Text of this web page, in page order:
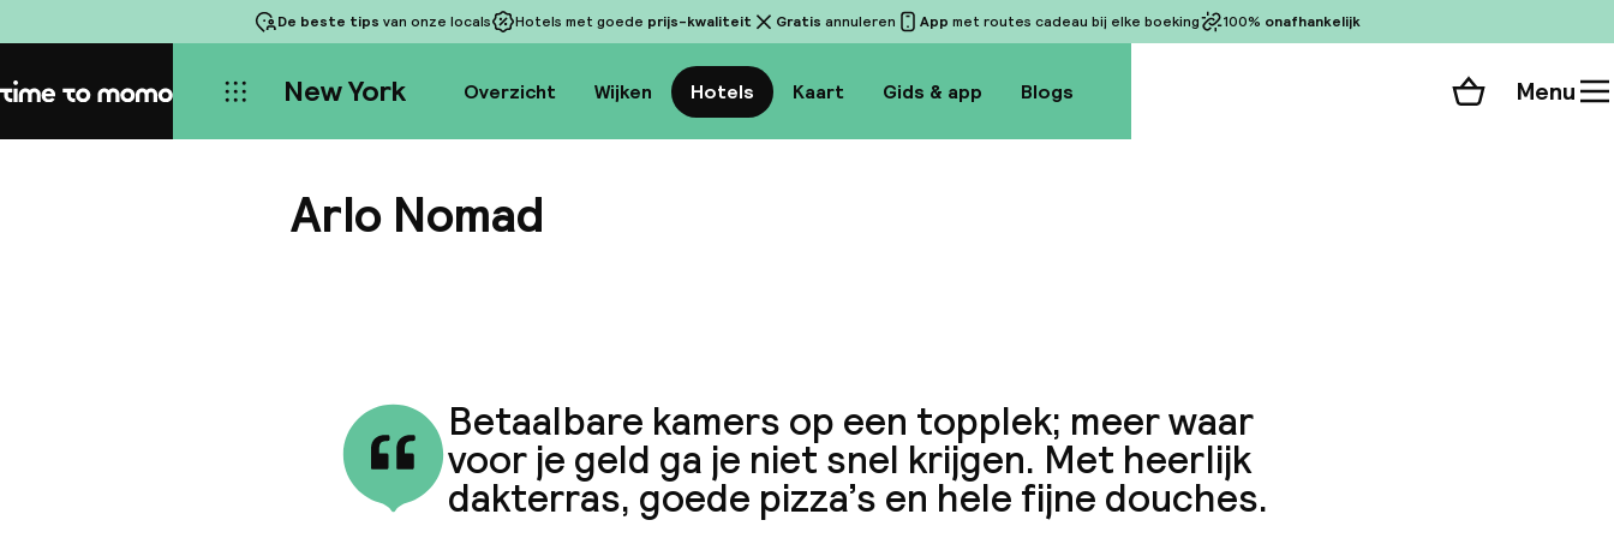
De beste tips van onze locals Hotels met goede prijs-kwaliteit Gratis annuleren App met routes cadeau bij elke boeking 100% onafhankelijk
Home New York Overzicht Wijken Hotels Kaart Gids & app Blogs Winkelmand
Menu
Arlo Nomad
Betaalbare kamers op een topplek; meer waar
voor je geld ga je niet snel krijgen. Met heerlijk
dakterras, goede pizza’s en hele fijne douches.